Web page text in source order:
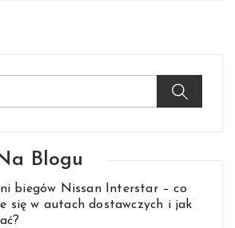
Blogu
biegów Nissan Interstar – co
się w autach dostawczych i jak